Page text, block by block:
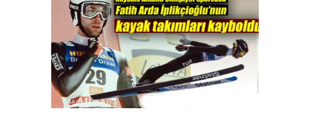
Kenan GÜLERCİ
Metin Külünk: Aileyi Korumak